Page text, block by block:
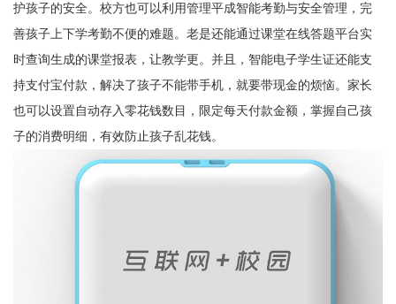
护孩子的安全。校方也可以利用管理平成智能考勤与安全管理，完
善孩子上下学考勤不便的难题。老是还能通过课堂在线答题平台实
时查询生成的课堂报表，让教学更。并且，智能电子学生证还能支
持支付宝付款，解决了孩子不能带手机，就要带现金的烦恼。家长
也可以设置自动存入零花钱数目，限定每天付款金额，掌握自己孩
子的消费明细，有效防止孩子乱花钱。